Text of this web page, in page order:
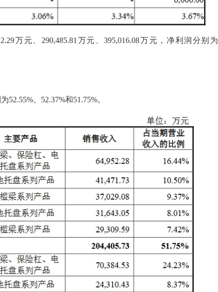
万元、290,485.81万元、395,016.08万元，净利润分别为
、52.37%和51.75%。